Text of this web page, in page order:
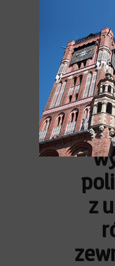
Krzyżacy
toruńskich
Pietrasz
pochodzący
toruński,
z